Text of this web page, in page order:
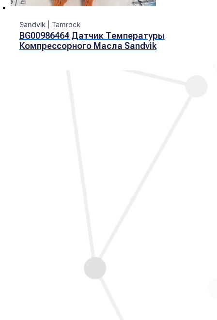
Sandvik | Tamroсk
BG00986464 Датчик Температуры
Компрессорного Масла Sandvik